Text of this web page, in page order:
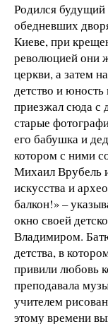
Родился будущий
обедневших
Киеве, при
революцией они
церкви, а затем
детство и
приезжал сюда с
старые
его бабушка и
котором с ними
Михаил Врубель
искусства и
балкон!» –
окно своей
Владимиром.
детства, в
привили любовь
преподавала
учителем
этому времени